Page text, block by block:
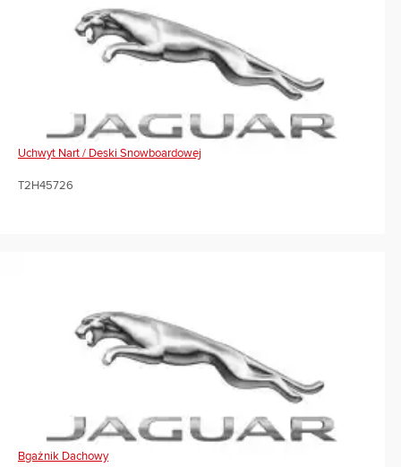
Uchwyt Nart / Deski Snowboardowej
T2H45726
Bgażnik Dachowy